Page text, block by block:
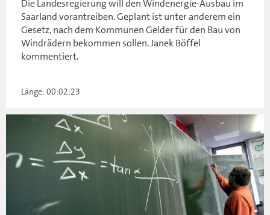
Die Landesregierung will den Windenergie-Ausbau im
Saarland vorantreiben. Geplant ist unter anderem ein
Gesetz, nach dem Kommunen Gelder für den Bau von
Windrädern bekommen sollen. Janek Böffel
kommentiert.
Länge: 00:02:23